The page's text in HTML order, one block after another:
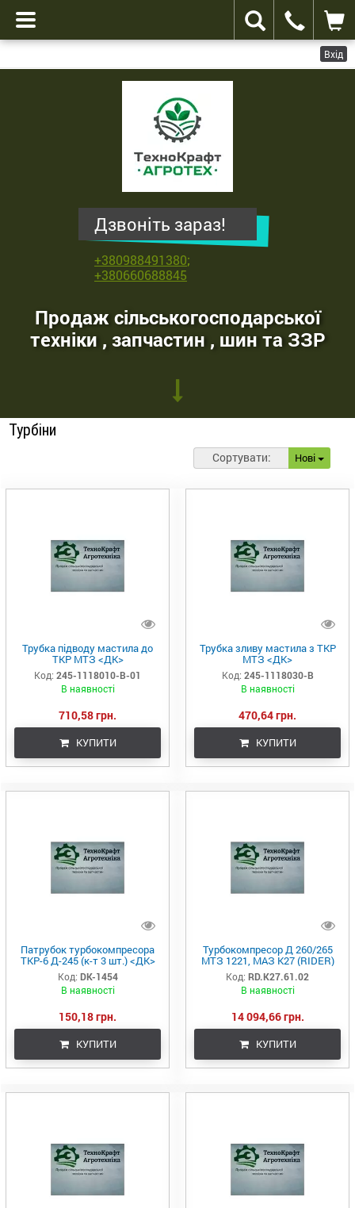
Вхід
сільськогосподарської
Дзвоніть зараз!
+380988491380;
+380660688845
Продаж сільськогосподарської
техніки , запчастин , шин та ЗЗР
Турбіни
Сортувати: Нові
Трубка підводу мастила до
ТКР МТЗ <ДК>
Код: 245-1118010-В-01
В наявності
710,58 грн.
КУПИТИ
Трубка зливу мастила з ТКР
МТЗ <ДК>
Код: 245-1118030-В
В наявності
470,64 грн.
КУПИТИ
Патрубок турбокомпресора
ТКР-6 Д-245 (к-т 3 шт.) <ДК>
Код: DK-1454
В наявності
150,18 грн.
КУПИТИ
Турбокомпресор Д 260/265
МТЗ 1221, МАЗ К27 (RIDER)
Код: RD.К27.61.02
В наявності
14 094,66 грн.
КУПИТИ